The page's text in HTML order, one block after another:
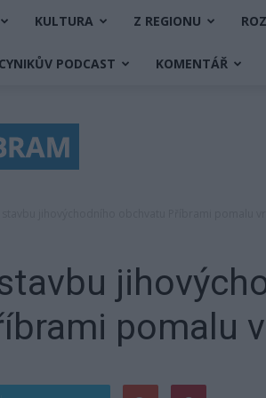
KULTURA Z REGIONU
CYNIKŮV PODCAST KOMENTÁŘ
pomalu